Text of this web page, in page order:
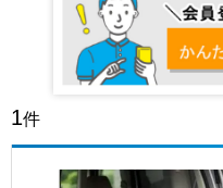
1件